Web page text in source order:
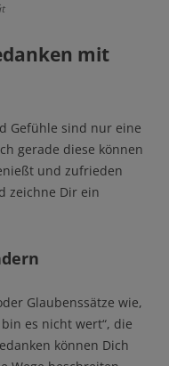
mit
Gefühle sind nur eine
gerade diese können
und zufrieden
zeichne Dir ein
Glaubenssätze wie,
es nicht wert“, die
können Dich